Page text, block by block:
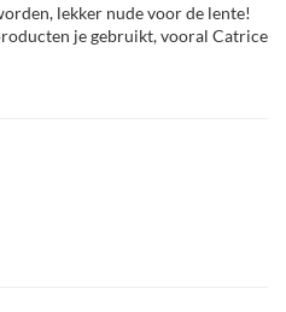
lekker nude voor de lente!
je gebruikt, vooral Catrice